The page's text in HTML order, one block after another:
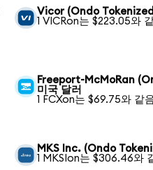
Vicor (Ondo
1 VICRon는 $223.05와
Freeport-McMoRan
미국 달러
1 FCXon는 $69.75와 같
MKS Inc. (Ondo
1 MKSIon는 $306.46와